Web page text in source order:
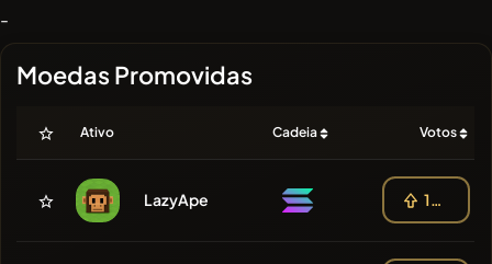
-
Moedas Promovidas
Ativo Cadeia Votos
LazyApe 100